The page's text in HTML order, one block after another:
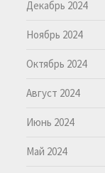
Декабрь 2024
Ноябрь 2024
Октябрь 2024
Август 2024
Июнь 2024
Май 2024